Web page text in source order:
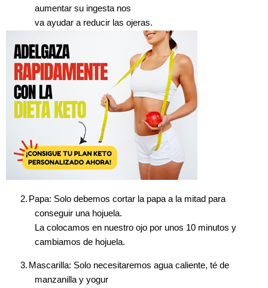
aumentar su ingesta nos
va ayudar a reducir las ojeras.
2. Papa: Solo debemos cortar la papa a la mitad para
conseguir una hojuela.
La colocamos en nuestro ojo por unos 10 minutos y
cambiamos de hojuela.
3. Mascarilla: Solo necesitaremos agua caliente, té de
manzanilla y yogur